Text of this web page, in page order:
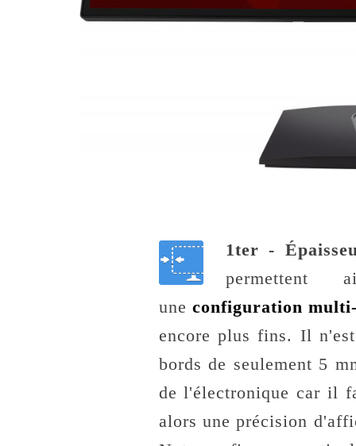
1ter -
permettent
une configuration
encore plus fins. Il
bords de seulement 5
de l'électronique car il
alors une précision